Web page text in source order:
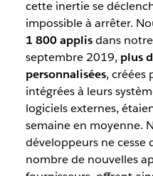
cette inertie se
impossible à arrêter.
1 800 applisdans notre
septembre 2019, plus
personnalisées, créées
intégrées à leurs
logiciels externes,
semaine en moyenne.
développeurs ne cesse
nombre de nouvelles